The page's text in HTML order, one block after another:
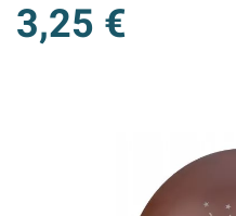
3,25 €